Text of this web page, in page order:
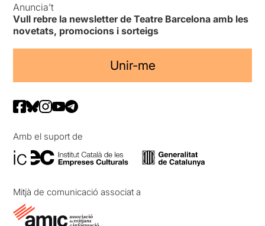
Anuncia’t
Vull rebre la newsletter de Teatre Barcelona amb les
novetats, promocions i sorteigs
Unir-me
Amb el suport de
Mitjà de comunicació associat a